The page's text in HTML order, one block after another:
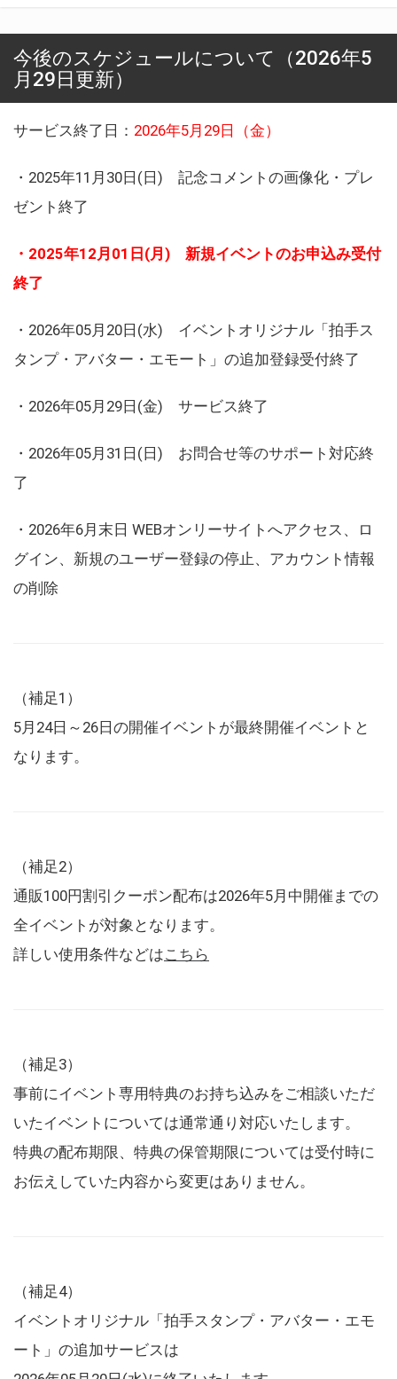
今後のスケジュールについて（2026年5
月29日更新）
サービス終了日： 2026年5月29日（金）
・2025年11月30日(日) 記念コメントの画像化・プレ
ゼント終了
・2025年12月01日(月) 新規イベントのお申込み受付
終了
・2026年05月20日(水) イベントオリジナル「拍手ス
タンプ・アバター・エモート」の追加登録受付終了
・2026年05月29日(金) サービス終了
・2026年05月31日(日) お問合せ等のサポート対応終
了
・2026年6月末日 WEBオンリーサイトへアクセス、ロ
グイン、新規のユーザー登録の停止、アカウント情報
の削除
（補足1）
5月24日～26日の開催イベントが最終開催イベントと
なります。
（補足2）
通販100円割引クーポン配布は2026年5月中開催までの
全イベントが対象となります。
詳しい使用条件などはこちら
（補足3）
事前にイベント専用特典のお持ち込みをご相談いただ
いたイベントについては通常通り対応いたします。
特典の配布期限、特典の保管期限については受付時に
お伝えしていた内容から変更はありません。
（補足4）
イベントオリジナル「拍手スタンプ・アバター・エモ
ート」の追加サービスは